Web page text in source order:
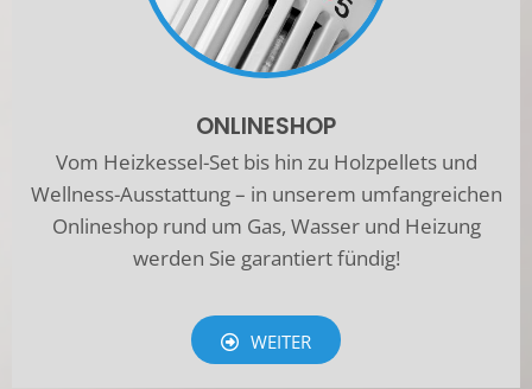
ONLINESHOP
Vom Heizkessel-Set bis hin zu Holzpellets und
Wellness-Ausstattung – in unserem umfangreichen
Onlineshop rund um Gas, Wasser und Heizung
werden Sie garantiert fündig!
WEITER